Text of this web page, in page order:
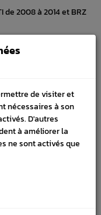
de 2008 à 2014 et BRZ
STI de Juin 2011 à 2014
de 1997 à 2002
Turbo de 1997 à
Forester Turbo 97-
turbo de 2005 à
de visiter et
nécessaires à son
D'autres
à améliorer la
ne sont activés que